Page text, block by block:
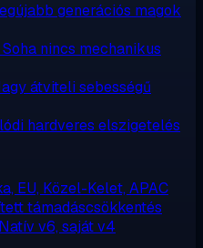
generációs magok
Soha nincs mechanikus
átviteli sebességű
hardveres elszigetelés
EU, Közel-Kelet, APAC
támadáscsökkentés
Natív v6, saját v4